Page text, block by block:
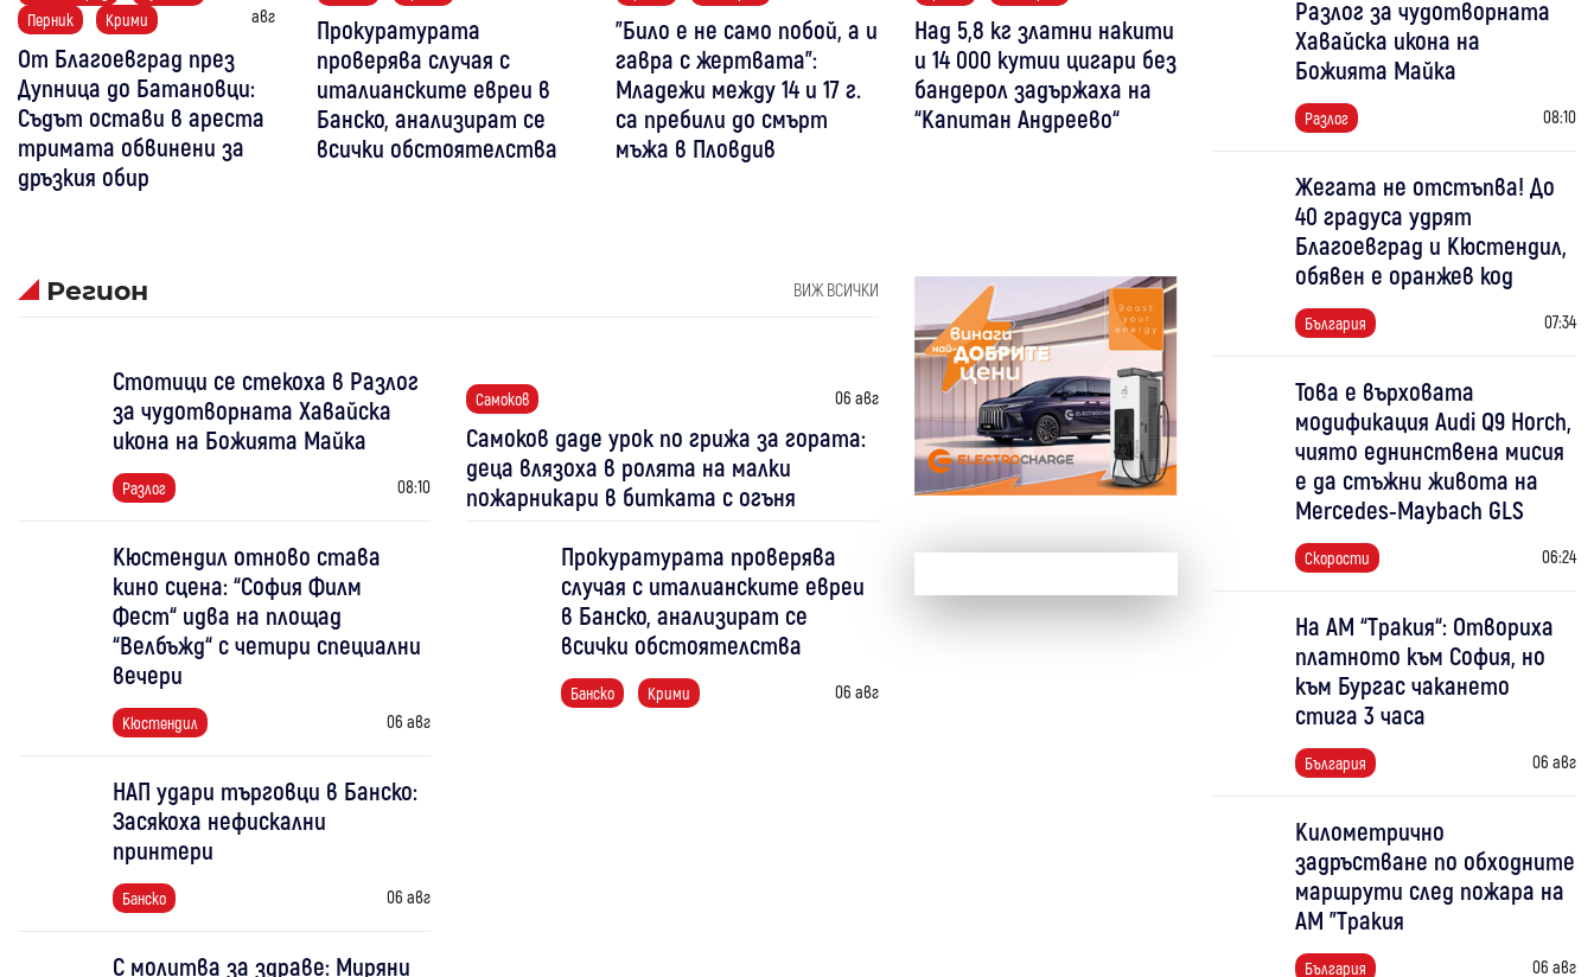
Перник
Крими
авг
От Благоевград през
Дупница до Батановци:
Съдът остави в ареста
тримата обвинени за
дръзкия обир
Прокуратурата
проверява случая с
италианските евреи в
Банско, анализират се
всички обстоятелства
"Било е не само побой, а и
гавра с жертвата":
Младежи между 14 и 17 г.
са пребили до смърт
мъжа в Пловдив
Над 5,8 кг златни накити
и 14 000 кутии цигари без
бандерол задържаха на
“Капитан Андреево“
Регион ВИЖ ВСИЧКИ
Стотици се стекоха в Разлог
за чудотворната Хавайска
икона на Божията Майка
Разлог 08:10
Кюстендил отново става
кино сцена: “София Филм
Фест“ идва на площад
“Велбъжд“ с четири специални
вечери
Кюстендил 06 авг
НАП удари търговци в Банско:
Засякоха нефискални
принтери
Банско 06 авг
С молитва за здраве: Миряни
Самоков 06 авг
Самоков даде урок по грижа за гората:
деца влязоха в ролята на малки
пожарникари в битката с огъня
Прокуратурата проверява
случая с италианските евреи
в Банско, анализират се
всички обстоятелства
Банско Крими 06 авг
Разлог за чудотворната
Хавайска икона на
Божията Майка
Разлог 08:10
Жегата не отстъпва! До
40 градуса удрят
Благоевград и Кюстендил,
обявен е оранжев код
България 07:34
Това е върховата
модификация Audi Q9 Horch,
чиято еднинствена мисия
е да стъжни живота на
Mercedes-Maybach GLS
Скорости 06:24
На АМ “Тракия“: Отвориха
платното към София, но
към Бургас чакането
стига 3 часа
България 06 авг
Километрично
задръстване по обходните
маршрути след пожара на
АМ "Тракия
България 06 авг